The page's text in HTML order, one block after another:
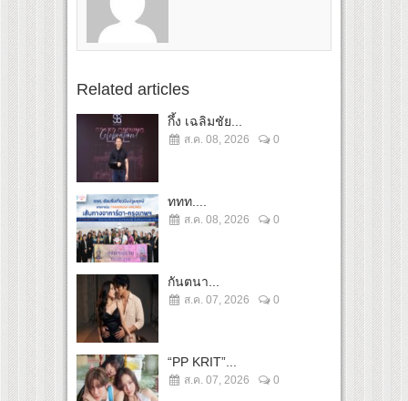
Related articles
กึ้ง เฉลิมชัย...
ส.ค. 08, 2026 0
ททท....
ส.ค. 08, 2026 0
กันตนา...
ส.ค. 07, 2026 0
“PP KRIT”...
ส.ค. 07, 2026 0